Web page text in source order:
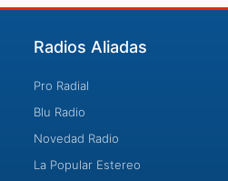
Radios Aliadas
Pro Radial
Blu Radio
Novedad Radio
La Popular Estereo